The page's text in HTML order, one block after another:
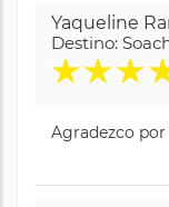
Yaqueline
Destino:
★★★
Agradezco